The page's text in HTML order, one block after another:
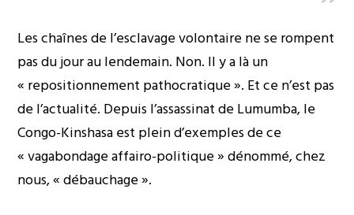
Les chaînes de l’esclavage volontaire ne se rompent
pas du jour au lendemain. Non. Il y a là un
« repositionnement pathocratique ». Et ce n’est pas
de l’actualité. Depuis l’assassinat de Lumumba, le
Congo-Kinshasa est plein d’exemples de ce
« vagabondage affairo-politique » dénommé, chez
nous, « débauchage ».